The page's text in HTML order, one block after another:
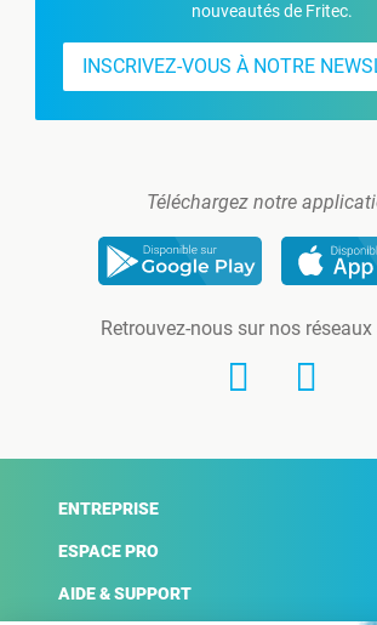
nouveautés de Fritec.
INSCRIVEZ-VOUS À NOTRE
Téléchargez notre
Retrouvez-nous sur nos
ENTREPRISE
ESPACE PRO
AIDE & SUPPORT